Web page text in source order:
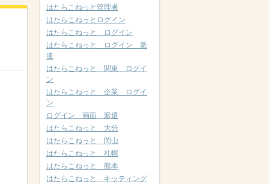
はたらこねっと管理者
はたらこねっとログイン
はたらこねっと ログイン
はたらこねっと ログイン 派
遣
はたらこねっと 関東 ログイ
ン
はたらこねっと 企業 ログイ
ン
ログイン 画面 派遣
はたらこねっと 大分
はたらこねっと 岡山
はたらこねっと 札幌
はたらこねっと 熊本
はたらこねっと キッティング